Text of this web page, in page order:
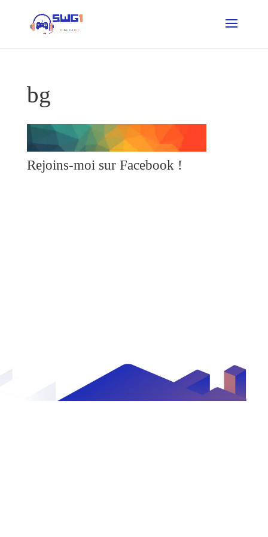
bg
Rejoins-moi sur Facebook !